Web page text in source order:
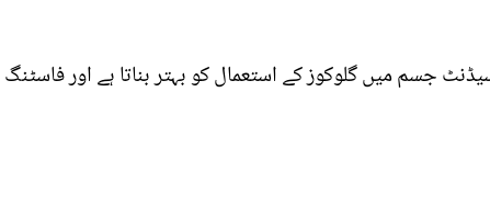
جسم میں گلوکوز کے استعمال کو بہتر بناتا ہے اور